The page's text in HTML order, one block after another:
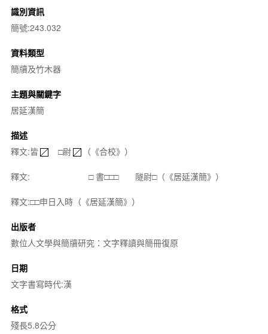
識別資訊
簡號:243.032
資料類型
簡牘及竹木器
主題與關鍵字
居延漢簡
描述
釋文:皆
□尉 （《合校》）
釋文: □ 書□□□ 隧尉□（《居延漢簡》）
釋文:□□申日入時（《居延漢簡》）
出版者
數位人文學與簡牘研究：文字釋讀與簡冊復原
日期
文字書寫時代:漢
格式
殘長5.8公分